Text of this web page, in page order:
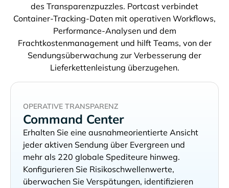
des Transparenzpuzzles. Portcast verbindet
Container-Tracking-Daten mit operativen Workflows,
Performance-Analysen und dem
Frachtkostenmanagement und hilft Teams, von der
Sendungsüberwachung zur Verbesserung der
Lieferkettenleistung überzugehen.
OPERATIVE TRANSPARENZ
Command Center
Erhalten Sie eine ausnahmeorientierte Ansicht
jeder aktiven Sendung über
und
mehr als 220 globale Spediteure hinweg.
Konfigurieren Sie Risikoschwellenwerte,
überwachen Sie Verspätungen, identifizieren